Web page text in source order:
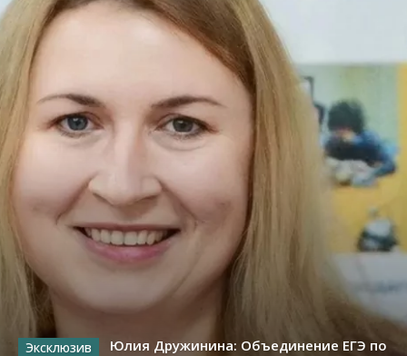
Юлия Дружинина: Объединение ЕГЭ по